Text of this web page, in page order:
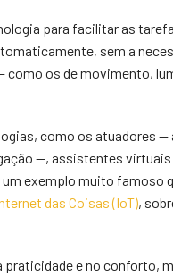
para facilitar as
sem a
como os de movimento,
como os atuadores
—, assistentes
exemplo muito famoso
das Coisas (IoT),
e no conforto,